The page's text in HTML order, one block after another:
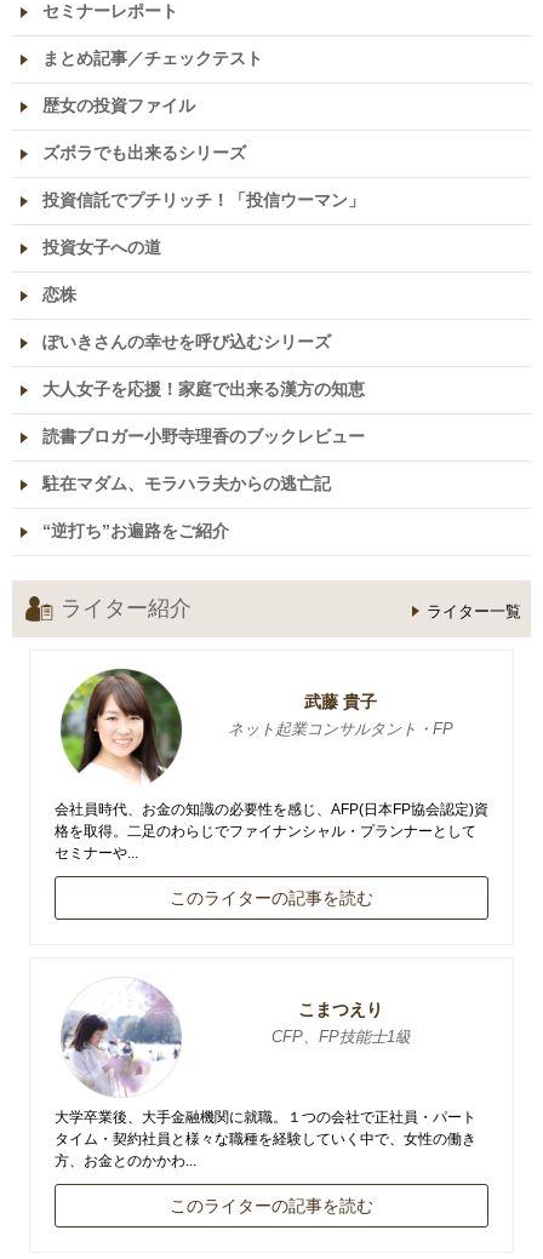
セミナーレポート
まとめ記事／チェックテスト
歴女の投資ファイル
ズボラでも出来るシリーズ
投資信託でプチリッチ！「投信ウーマン」
投資女子への道
恋株
ぽいきさんの幸せを呼び込むシリーズ
大人女子を応援！家庭で出来る漢方の知恵
読書ブロガー小野寺理香のブックレビュー
駐在マダム、モラハラ夫からの逃亡記
“逆打ち”お遍路をご紹介
ライター紹介 ライター一覧
武藤 貴子
ネット起業コンサルタント・FP
会社員時代、お金の知識の必要性を感じ、AFP(日本FP協会認定)資
格を取得。二足のわらじでファイナンシャル・プランナーとして
セミナーや...
このライターの記事を読む
こまつえり
CFP、FP技能士1級
大学卒業後、大手金融機関に就職。１つの会社で正社員・パート
タイム・契約社員と様々な職種を経験していく中で、女性の働き
方、お金とのかかわ...
このライターの記事を読む